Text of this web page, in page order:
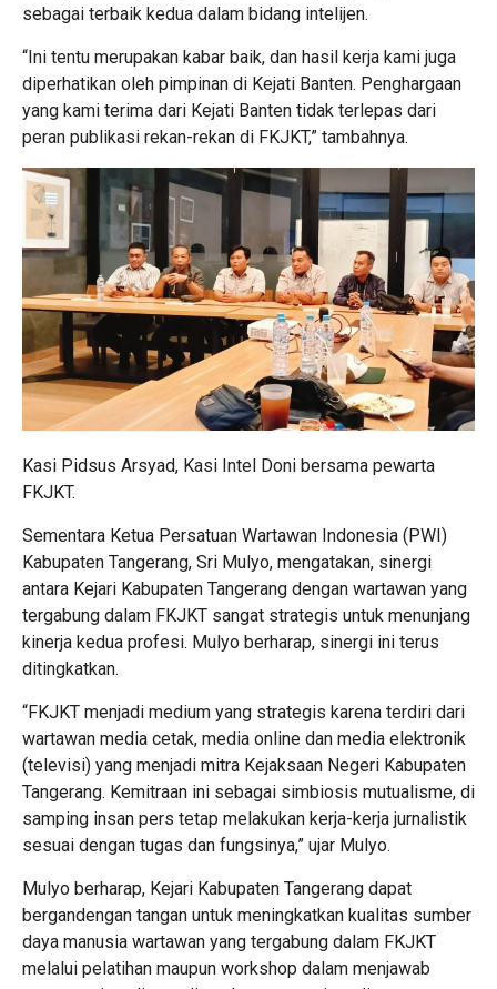
sebagai terbaik kedua dalam bidang intelijen.
“Ini tentu merupakan kabar baik, dan hasil kerja kami juga
diperhatikan oleh pimpinan di Kejati Banten. Penghargaan
yang kami terima dari Kejati Banten tidak terlepas dari
peran publikasi rekan-rekan di FKJKT,” tambahnya.
Kasi Pidsus Arsyad, Kasi Intel Doni bersama pewarta
FKJKT.
Sementara Ketua Persatuan Wartawan Indonesia (PWI)
Kabupaten Tangerang, Sri Mulyo, mengatakan, sinergi
antara Kejari Kabupaten Tangerang dengan wartawan yang
tergabung dalam FKJKT sangat strategis untuk menunjang
kinerja kedua profesi. Mulyo berharap, sinergi ini terus
ditingkatkan.
“FKJKT menjadi medium yang strategis karena terdiri dari
wartawan media cetak, media online dan media elektronik
(televisi) yang menjadi mitra Kejaksaan Negeri Kabupaten
Tangerang. Kemitraan ini sebagai simbiosis mutualisme, di
samping insan pers tetap melakukan kerja-kerja jurnalistik
sesuai dengan tugas dan fungsinya,” ujar Mulyo.
Mulyo berharap, Kejari Kabupaten Tangerang dapat
bergandengan tangan untuk meningkatkan kualitas sumber
daya manusia wartawan yang tergabung dalam FKJKT
melalui pelatihan maupun workshop dalam menjawab